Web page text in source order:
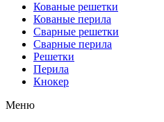
Кованые решетки
Кованые перила
Сварные решетки
Сварные перила
Решетки
Перила
Кнокер
Меню